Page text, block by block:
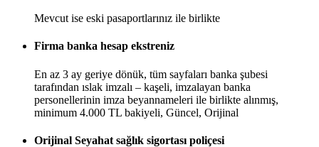
Mevcut ise eski pasaportlarınız ile birlikte
Firma banka hesap ekstreniz
En az 3 ay geriye dönük, tüm sayfaları banka şubesi
tarafından ıslak imzalı – kaşeli, imzalayan banka
personellerinin imza beyannameleri ile birlikte alınmış,
minimum 4.000 TL bakiyeli, Güncel, Orijinal
Orijinal Seyahat sağlık sigortası poliçesi